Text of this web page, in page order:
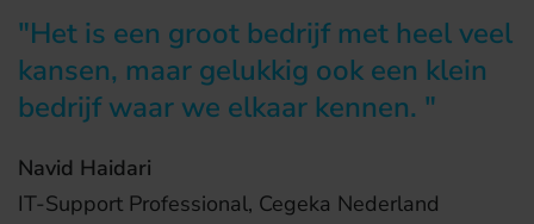
Het is een groot bedrijf met heel veel
kansen, maar gelukkig ook een klein
bedrijf waar we elkaar kennen.
Navid Haidari
IT-Support Professional, Cegeka Nederland